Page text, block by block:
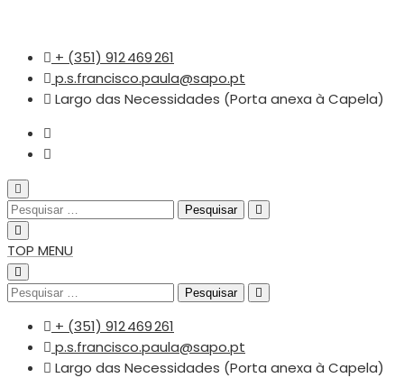
+ (351) 912 469 261
p.s.francisco.paula@sapo.pt
Largo das Necessidades (Porta anexa à Capela)
TOP MENU
+ (351) 912 469 261
p.s.francisco.paula@sapo.pt
Largo das Necessidades (Porta anexa à Capela)